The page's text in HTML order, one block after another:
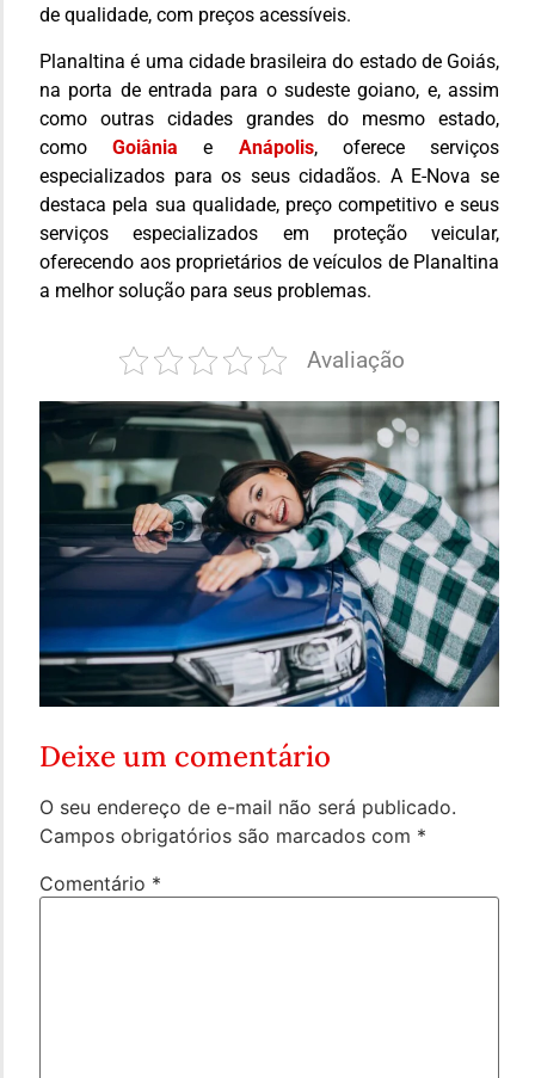
de qualidade, com preços acessíveis.
Planaltina é uma cidade brasileira do estado de Goiás,
na porta de entrada para o sudeste goiano, e, assim
como outras cidades grandes do mesmo estado,
comoGoiânia e Anápolis, oferece serviços
especializados para os seus cidadãos. A E-Nova se
destaca pela sua qualidade, preço competitivo e seus
serviços especializados em proteção veicular,
oferecendo aos proprietários de veículos de Planaltina
a melhor solução para seus problemas.
Avaliação
Deixe um comentário
O seu endereço de e-mail não será publicado.
Campos obrigatórios são marcados com *
Comentário *